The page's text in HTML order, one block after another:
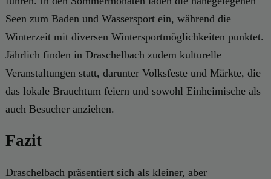
Seen zum Baden und Wassersport ein, während die
Winterzeit mit diversen Wintersportmöglichkeiten punktet.
Jährlich finden in Draschelbach zudem kulturelle
Veranstaltungen statt, darunter Volksfeste und Märkte, die
das lokale Brauchtum feiern und sowohl Einheimische als
auch Besucher anziehen.
Fazit
Draschelbach präsentiert sich als kleiner, aber